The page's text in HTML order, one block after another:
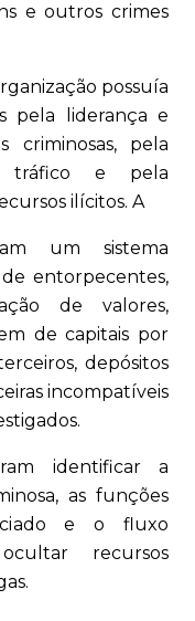
e outros crimes
possuía
pela liderança e
criminosas, pela
tráfico e pela
ilícitos. A
um sistema
entorpecentes,
de valores,
de capitais por
depósitos
incompatíveis
identificar a
as funções
e o fluxo
recursos